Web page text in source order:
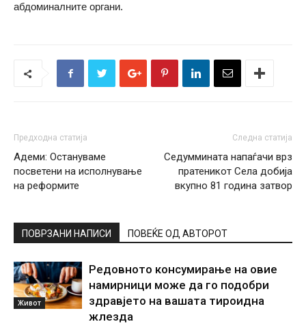
абдоминалните органи.
Предходна статија
Адеми: Остануваме
посветени на исполнување
на реформите
Следна статија
Седуммината напаѓачи врз
пратеникот Села добија
вкупно 81 година затвор
ПОВРЗАНИ НАПИСИ ПОВЕЌЕ ОД АВТОРОТ
Живот
Редовното консумирање на овие
намирници може да го подобри
здравјето на вашата тироидна
жлезда